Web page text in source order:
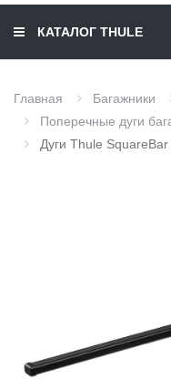
КАТАЛОГ THULE
Главная Багажники
Поперечные дуги
Дуги Thule